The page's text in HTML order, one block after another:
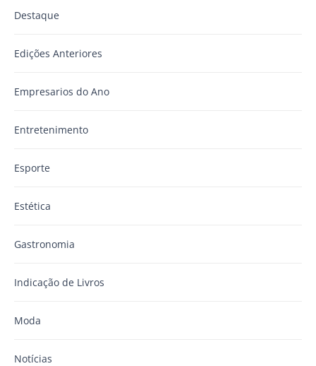
Destaque
Edições Anteriores
Empresarios do Ano
Entretenimento
Esporte
Estética
Gastronomia
Indicação de Livros
Moda
Notícias